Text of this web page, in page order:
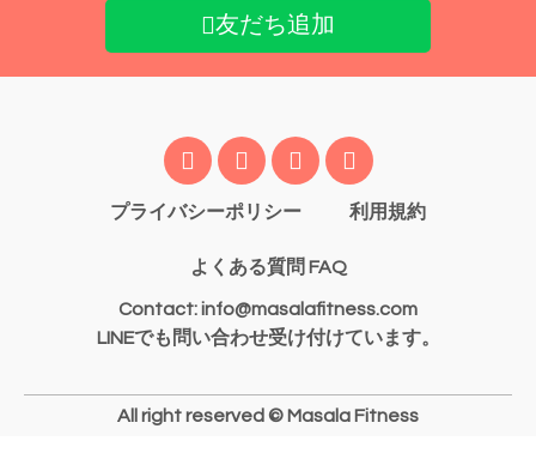
友だち追加
プライバシーポリシー 利用規約
よくある質問 FAQ
Contact: info@masalafitness.com
LINEでも問い合わせ受け付けています。
All right reserved © Masala Fitness